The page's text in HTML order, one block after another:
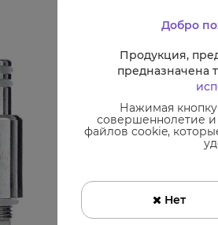
Добро
Продукция,
предназначена
Нажимая
совершеннолетие и
файлов cookie,
Нет